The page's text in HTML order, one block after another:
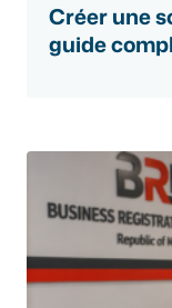
Créer une
guide